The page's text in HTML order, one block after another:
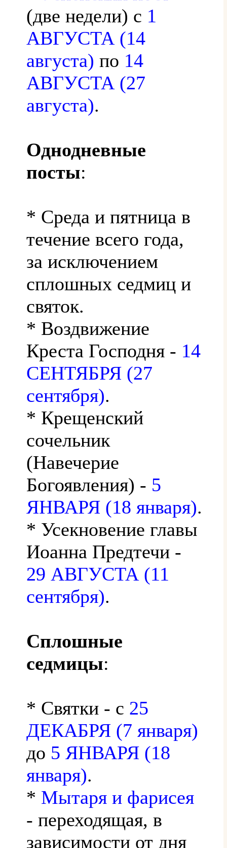
(две недели) с 1
АВГУСТА (14
августа) по 14
АВГУСТА (27
августа).
Однодневные
посты:
* Среда и пятница в
течение всего года,
за исключением
сплошных седмиц и
святок.
* Воздвижение
Креста Господня - 14
СЕНТЯБРЯ (27
сентября).
* Крещенский
сочельник
(Навечерие
Богоявления) - 5
ЯНВАРЯ (18 января).
* Усекновение главы
Иоанна Предтечи -
29 АВГУСТА (11
сентября).
Сплошные
седмицы:
* Святки - с 25
ДЕКАБРЯ (7 января)
до 5 ЯНВАРЯ (18
января).
* Мытаря и фарисея
- переходящая, в
зависимости от дня